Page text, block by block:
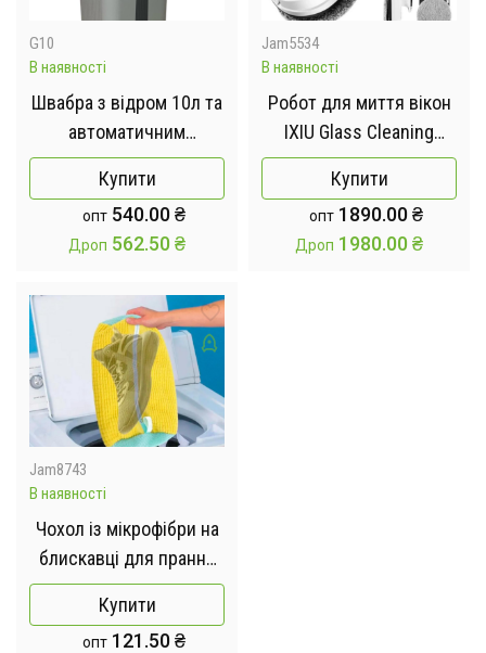
G10
В наявності
Швабра з відром 10л та
автоматичним
вертикальним
віджимом G10
Купити
опт 540.00₴
Дроп 562.50₴
Jam5534
В наявності
Робот для миття вікон
IXIU Glass Cleaning
Robot з пультом
дистанційного
керування
Купити
опт 1890.00₴
Дроп 1980.00₴
Jam8743
В наявності
Чохол із мікрофібри на
блискавці для прання
взуття в пральній
машині
Купити
опт 121.50₴